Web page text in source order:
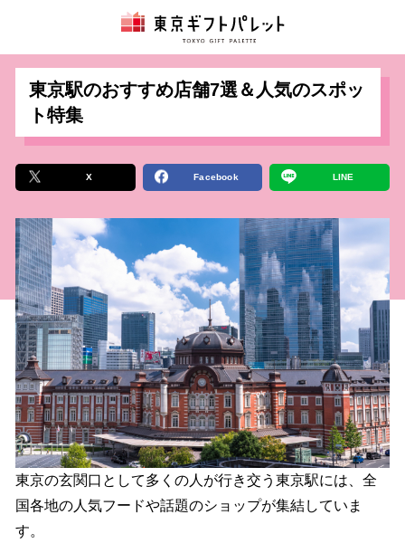
東京駅のおすすめ店舗7選＆人気のスポッ
ト特集
X Facebook LINE
東京の玄関口として多くの人が行き交う東京駅には、全
国各地の人気フードや話題のショップが集結していま
す。